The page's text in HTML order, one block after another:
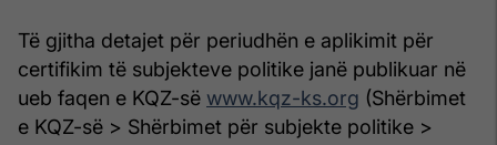
Të gjitha detajet për periudhën e aplikimit për
certifikim të subjekteve politike janë publikuar në
ueb faqen e KQZ-së www.kqz-ks.org (Shërbimet
e KQZ-së > Shërbimet për subjekte politike >